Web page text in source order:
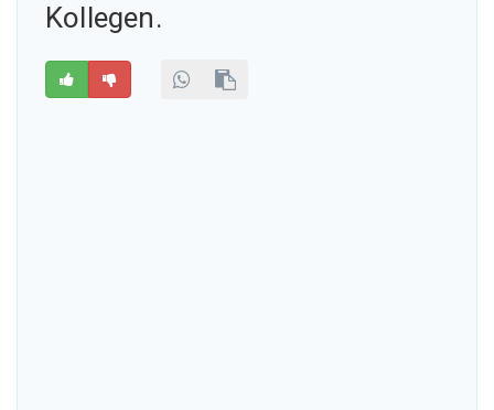
Kollegen.